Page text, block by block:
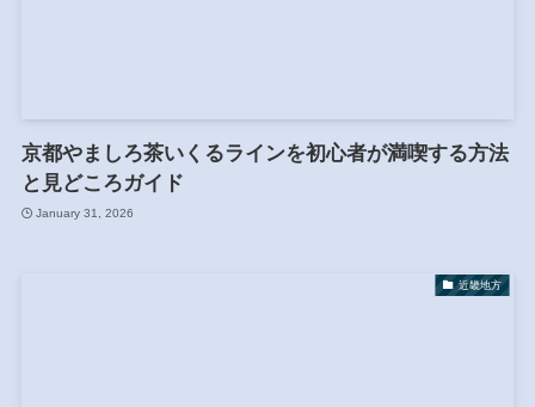
京都やましろ茶いくるラインを初心者が満喫する方法
と見どころガイド
January 31, 2026
近畿地方